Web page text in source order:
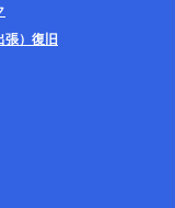
張）復旧